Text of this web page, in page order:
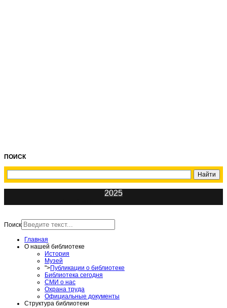
ПОИСК
2025
Поиск
Главная
О нашей библиотеке
История
Музей
">Публикации о библиотеке
Библиотека сегодня
СМИ о нас
Охрана труда
Официальные документы
Структура библиотеки